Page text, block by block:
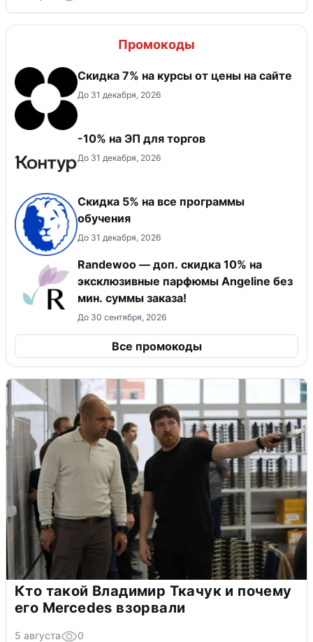
Промокоды
Скидка 7% на курсы от цены на сайте
До 31 декабря, 2026
-10% на ЭП для торгов
До 31 декабря, 2026
Скидка 5% на все программы
обучения
До 31 декабря, 2026
Randewoo — доп. скидка 10% на
эксклюзивные парфюмы Angeline без
мин. суммы заказа!
До 30 сентября, 2026
Все промокоды
Кто такой Владимир Ткачук и почему
его Mercedes взорвали
5 августа 0